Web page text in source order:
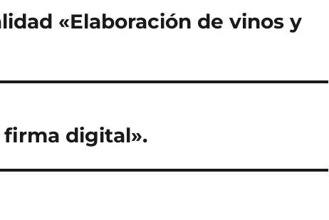
ir
«Elaboración de vinos y
firma digital».